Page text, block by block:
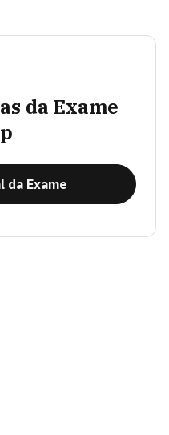
da Exame
da Exame